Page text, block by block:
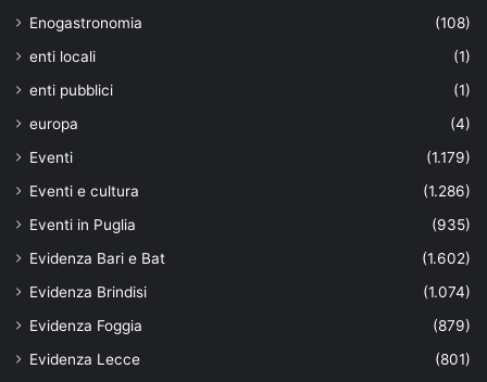
Enogastronomia
(108)
enti locali
(1)
enti pubblici
(1)
europa
(4)
Eventi
(1.179)
Eventi e cultura
(1.286)
Eventi in Puglia
(935)
Evidenza Bari e Bat
(1.602)
Evidenza Brindisi
(1.074)
Evidenza Foggia
(879)
Evidenza Lecce
(801)